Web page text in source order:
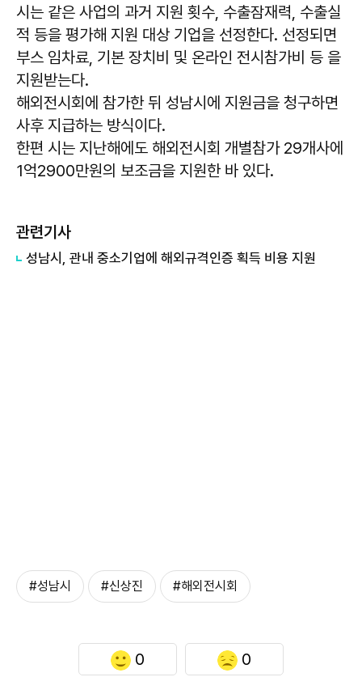
시는 같은 사업의 과거 지원 횟수, 수출잠재력, 수출실
적 등을 평가해 지원 대상 기업을 선정한다. 선정되면
부스 임차료, 기본 장치비 및 온라인 전시참가비 등 을
지원받는다.
해외전시회에 참가한 뒤 성남시에 지원금을 청구하면
사후 지급하는 방식이다.
한편 시는 지난해에도 해외전시회 개별참가 29개사에
1억2900만원의 보조금을 지원한 바 있다.
관련기사
성남시, 관내 중소기업에 해외규격인증 획득 비용 지원
#성남시 #신상진 #해외전시회
0 0